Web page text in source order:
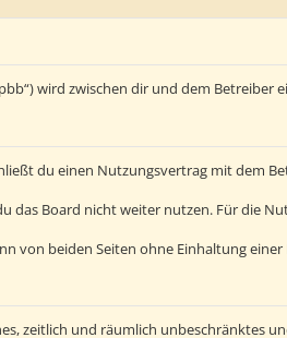
wird zwischen dir und dem Betreiber
du einen Nutzungsvertrag mit dem
Board nicht weiter nutzen. Für die
von beiden Seiten ohne Einhaltung
zeitlich und räumlich unbeschränktes